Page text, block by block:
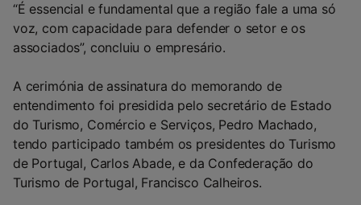
“É essencial e fundamental que a região fale a uma só
voz, com capacidade para defender o setor e os
associados”, concluiu o empresário.
A cerimónia de assinatura do memorando de
entendimento foi presidida pelo secretário de Estado
do Turismo, Comércio e Serviços, Pedro Machado,
tendo participado também os presidentes do Turismo
de Portugal, Carlos Abade, e da Confederação do
Turismo de Portugal, Francisco Calheiros.